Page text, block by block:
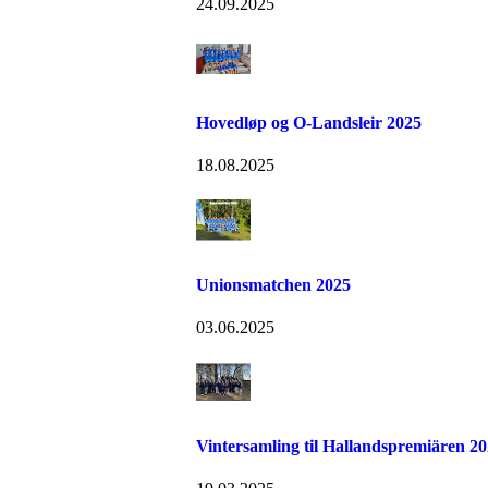
Hovedløp og O-Landsleir 2025
18.08.2025
Unionsmatchen 2025
03.06.2025
Vintersamling til Hallandspremiären